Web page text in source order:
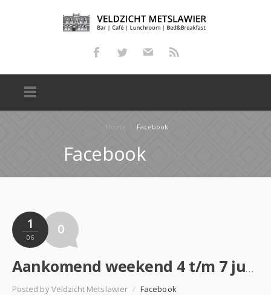
Home Facebook
Facebook
1
06
0
Aankomend weekend 4 t/m 7 juni 2026 is het Dorpsfeest in Mitselwier!!! Daarom passen we bij Veldzich…
Posted by Veldzicht Metslawier / Facebook